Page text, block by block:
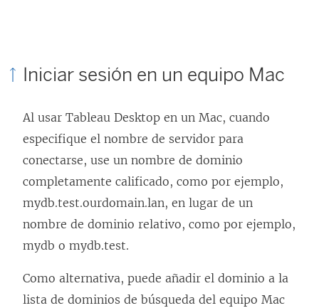
Iniciar sesión en un equipo Mac
Al usar Tableau Desktop en un Mac, cuando
especifique el nombre de servidor para
conectarse, use un nombre de dominio
completamente calificado, como por ejemplo,
mydb.test.ourdomain.lan, en lugar de un
nombre de dominio relativo, como por ejemplo,
mydb o mydb.test.
Como alternativa, puede añadir el dominio a la
lista de dominios de búsqueda del equipo Mac